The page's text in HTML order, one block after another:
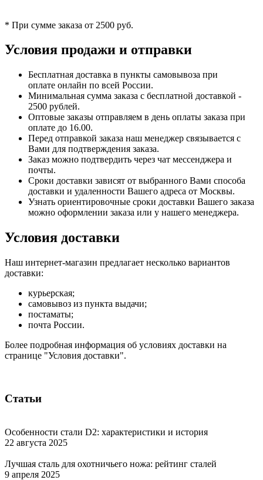
* При сумме заказа от 2500 руб.
Условия продажи и отправки
Бесплатная доставка в пункты самовывоза при
оплате онлайн по всей России.
Минимальная сумма заказа с бесплатной доставкой -
2500 рублей.
Оптовые заказы отправляем в день оплаты заказа при
оплате до 16.00.
Перед отправкой заказа наш менеджер связывается с
Вами для подтверждения заказа.
Заказ можно подтвердить через чат мессенджера и
почты.
Сроки доставки зависят от выбранного Вами способа
доставки и удаленности Вашего адреса от Москвы.
Узнать ориентировочные сроки доставки Вашего заказа
можно оформлении заказа или у нашего менеджера.
Условия доставки
Наш интернет-магазин предлагает несколько вариантов
доставки:
курьерская;
самовывоз из пункта выдачи;
постаматы;
почта России.
Более подробная информация об условиях доставки на
странице "Условия доставки".
Статьи
Особенности стали D2: характеристики и история
22 августа 2025
Лучшая сталь для охотничьего ножа: рейтинг сталей
9 апреля 2025